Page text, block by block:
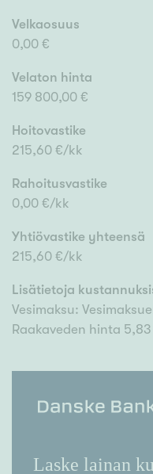
Velkaosuus
0,00 €
Velaton hinta
159 800,00 €
Hoitovastike
215,60 €/kk
Rahoitusvastike
0,00 €/kk
Yhtiövastike yhteensä
215,60 €/kk
Lisätietoja
Vesimaksu:
Raakaveden hinta